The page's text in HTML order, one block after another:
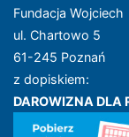
Fundacja Wojciech
ul. Chartowo 5
61-245 Poznań
z dopiskiem:
DAROWIZNA DLA